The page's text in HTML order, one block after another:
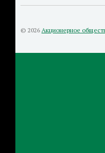
© 2026 Акционерное